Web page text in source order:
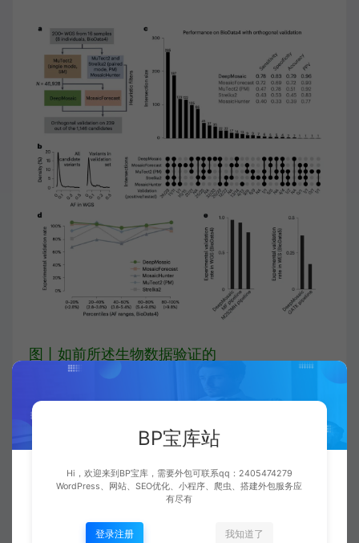
图丨如前所述生物数据验证的
在此操作过程中诞生的 DeepMosaic，结合了
如前所述图像的单碱基 MV 的可视化模块，和
如前所述卷积神经网络的、用于不依赖仔细分
析样本的 MV 检验的分类模块。
BP宝库站
Hi，欢迎来到BP宝库，需要外包可联系qq：2405474279
WordPress、网站、SEO优化、小程序、爬虫、搭建外包服务应
有尽有
登录注册 我知道了